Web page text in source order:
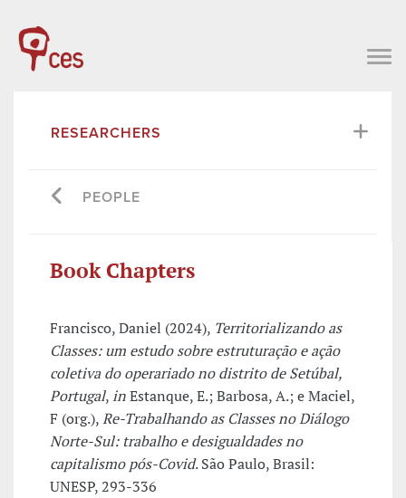
RESEARCHERS
PEOPLE
Book Chapters
Francisco, Daniel (2024), Territorializando as
Classes: um estudo sobre estruturação e ação
coletiva do operariado no distrito de Setúbal,
Portugal,inEstanque, E.; Barbosa, A.; e Maciel,
F (org.),Re-Trabalhando as Classes no Diálogo
Norte-Sul: trabalho e desigualdades no
capitalismo pós-Covid. São Paulo, Brasil:
UNESP, 293-336